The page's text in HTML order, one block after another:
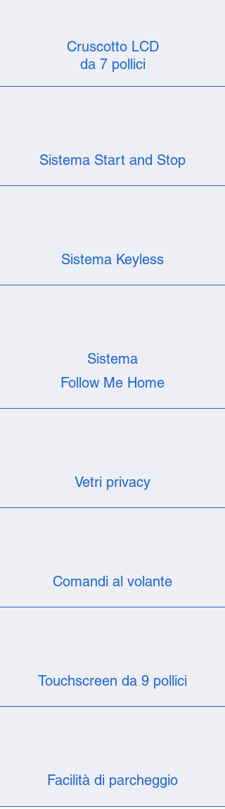
Cruscotto LCD
da 7 pollici
Sistema Start and Stop
Sistema Keyless
Sistema
Follow Me Home
Vetri privacy
Comandi al volante
Touchscreen da 9 pollici
Facilità di parcheggio